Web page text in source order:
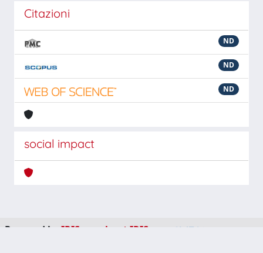
Citazioni
ND
ND
ND
social impact
Powered by IRIS about IRIS